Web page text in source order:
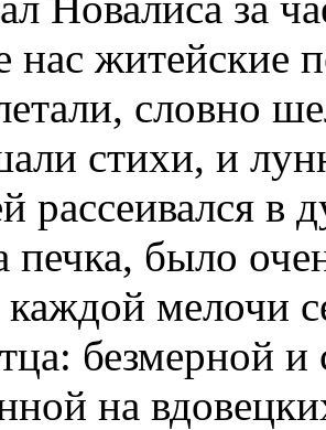
нас житейские
словно
стихи, и
рассеивался в
печка, было
мелочи
безмерной и
на